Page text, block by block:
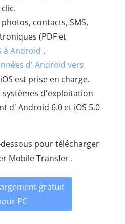
contacts, SMS,
(PDF et
à Android .
d' Android vers
est prise en charge.
systèmes d'exploitation
d' Android 6.0 et iOS 5.0
pour télécharger
Mobile Transfer .
gratuit
PC